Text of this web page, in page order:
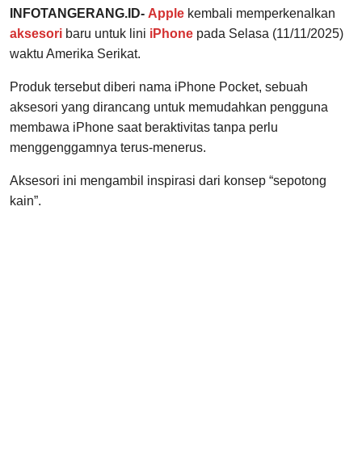
INFOTANGERANG.ID- Apple kembali memperkenalkan
aksesori baru untuk lini iPhone pada Selasa (11/11/2025)
waktu Amerika Serikat.
Produk tersebut diberi nama iPhone Pocket, sebuah
aksesori yang dirancang untuk memudahkan pengguna
membawa iPhone saat beraktivitas tanpa perlu
menggenggamnya terus-menerus.
Aksesori ini mengambil inspirasi dari konsep “sepotong
kain”.